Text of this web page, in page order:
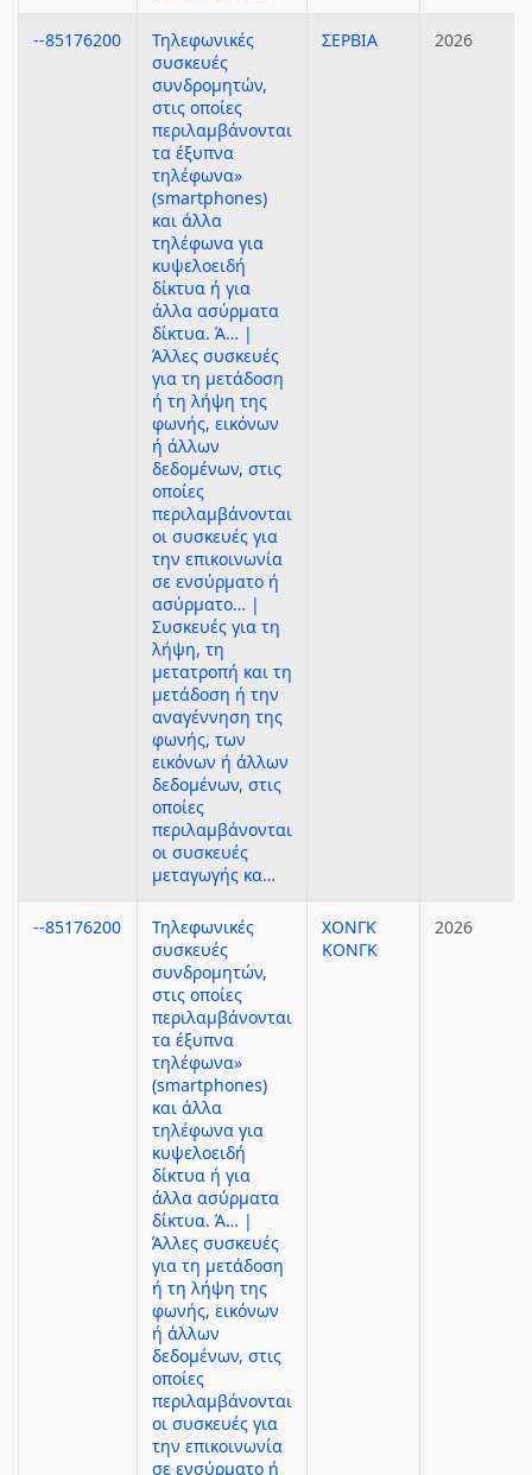
--85176200
Τηλεφωνικές
συσκευές
συνδρομητών,
στις οποίες
περιλαμβάνονται
τα έξυπνα
τηλέφωνα»
(smartphones)
και άλλα
τηλέφωνα για
κυψελοειδή
δίκτυα ή για
άλλα ασύρματα
δίκτυα. Ά… |
Άλλες συσκευές
για τη μετάδοση
ή τη λήψη της
φωνής, εικόνων
ή άλλων
δεδομένων, στις
οποίες
περιλαμβάνονται
οι συσκευές για
την επικοινωνία
σε ενσύρματο ή
ασύρματο… |
Συσκευές για τη
λήψη, τη
μετατροπή και τη
μετάδοση ή την
αναγέννηση της
φωνής, των
εικόνων ή άλλων
δεδομένων, στις
οποίες
περιλαμβάνονται
οι συσκευές
μεταγωγής κα…
ΣΕΡΒΙΑ 2026
--85176200
Τηλεφωνικές
συσκευές
συνδρομητών,
στις οποίες
περιλαμβάνονται
τα έξυπνα
τηλέφωνα»
(smartphones)
και άλλα
τηλέφωνα για
κυψελοειδή
δίκτυα ή για
άλλα ασύρματα
δίκτυα. Ά… |
Άλλες συσκευές
για τη μετάδοση
ή τη λήψη της
φωνής, εικόνων
ή άλλων
δεδομένων, στις
οποίες
περιλαμβάνονται
οι συσκευές για
την επικοινωνία
σε ενσύρματο ή
ΧΟΝΓΚ
ΚΟΝΓΚ
2026